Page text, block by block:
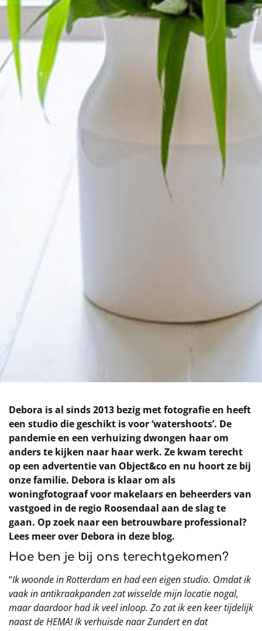
Debora is al sinds 2013 bezig met fotografie en heeft
een studio die geschikt is voor ‘watershoots’. De
pandemie en een verhuizing dwongen haar om
anders te kijken naar haar werk. Ze kwam terecht
op een advertentie van Object&co en nu hoort ze bij
onze familie. Debora is klaar om als
woningfotograaf voor makelaars en beheerders van
vastgoed in de regio Roosendaal aan de slag te
gaan. Op zoek naar een betrouwbare professional?
Lees meer over Debora in deze blog.
Hoe ben je bij ons terechtgekomen?
“Ik woonde in Rotterdam en had een eigen studio. Omdat ik
vaak in antikraakpanden zat wisselde mijn locatie nogal,
maar daardoor had ik veel inloop. Zo zat ik een keer tijdelijk
naast de HEMA! Ik verhuisde naar Zundert en dat